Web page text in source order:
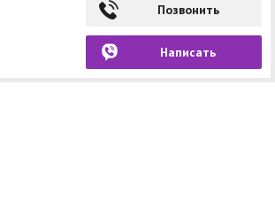
Позвонить
Написать